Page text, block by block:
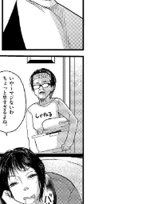
督...
もっと見る
もっと見る